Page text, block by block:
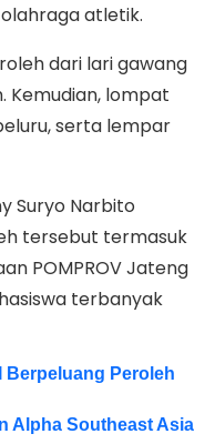
atletik.
dari lari gawang
Kemudian, lompat
serta lempar
Suryo Narbito
tersebut termasuk
POMPROV Jateng
terbanyak
Berpeluang Peroleh
Alpha Southeast Asia